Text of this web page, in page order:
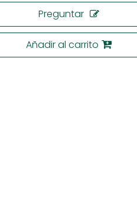
Preguntar
Añadir al carrito